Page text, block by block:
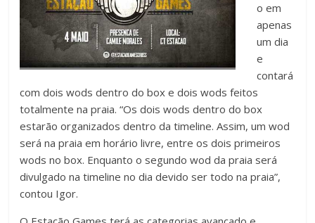
o em
apenas
um dia
e
contará
com dois wods dentro do box e dois wods feitos
totalmente na praia. “Os dois wods dentro do box
estarão organizados dentro da timeline. Assim, um wod
será na praia em horário livre, entre os dois primeiros
wods no box. Enquanto o segundo wod da praia será
divulgado na timeline no dia devido ser todo na praia”,
contou Igor.